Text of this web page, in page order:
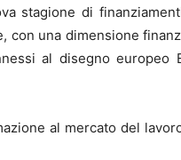
stagione di
con una dimensione
al disegno europeo
al mercato del